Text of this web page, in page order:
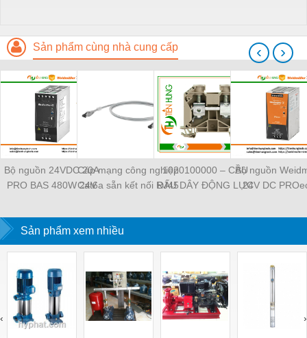
Sản phẩm cùng nhà cung cấp
Bộ nguồn 24VDC 20A
PRO BAS 480W 24V
Weidmuller -
TIENHUNGTECH
Cáp mạng công nghiệp
Cat6a sẵn kết nối RJ45
C6FP8LD0050M40M40-
D — 1165940050
1020100000 – CẦU
ĐẤU DÂY ĐỘNG LỰC
WEIDMULLER –
Bộ nguồn
24V DC
‹ ›
Sản phẩm xem nhiều
‹ ›